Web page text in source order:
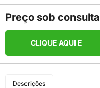
Preço sob consulta
CLIQUE AQUI E
Descrições